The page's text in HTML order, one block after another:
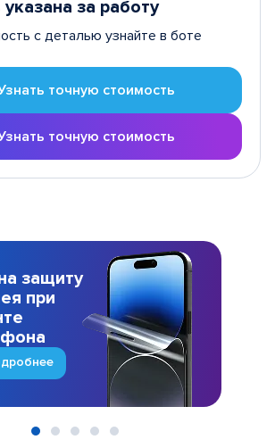
за работу
с деталью узнайте в боте
точную стоимость
точную стоимость
защиту
при